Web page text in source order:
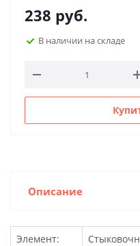
238 руб.
В наличии на складе
Описание
Элемент: